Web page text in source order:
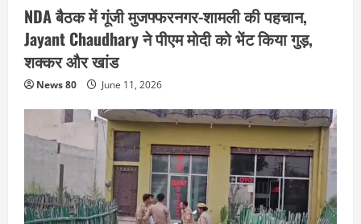
NDA बैठक में गूंजी मुजफ्फरनगर-शामली की पहचान,
Jayant Chaudhary ने पीएम मोदी को भेंट किया गुड़,
शक्कर और खांड
News 80 June 11, 2026